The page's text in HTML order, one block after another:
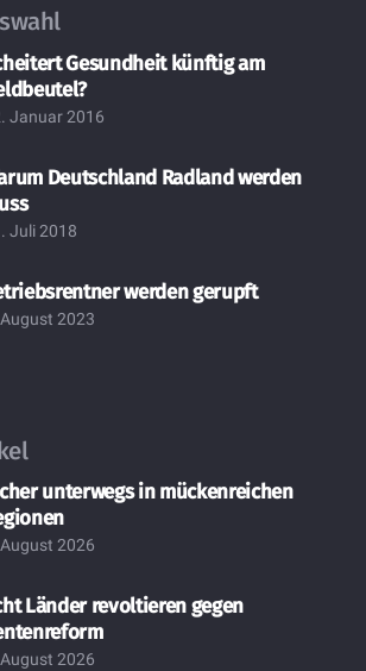
Gesundheit künftig am
Januar 2016
Deutschland Radland werden
Juli 2018
werden gerupft
2023
unterwegs in mückenreichen
2026
Länder revoltieren gegen
2026